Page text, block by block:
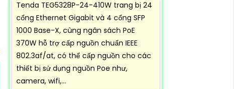
Tenda TEG5328P-24-410W trang bị 24
cổng Ethernet Gigabit và 4 cổng SFP
1000 Base-X, cùng ngân sách PoE
370W hỗ trợ cấp nguồn chuẩn IEEE
802.3af/at, có thể cấp nguồn cho các
thiết bị sử dụng nguồn Poe như,
camera, wifi,...